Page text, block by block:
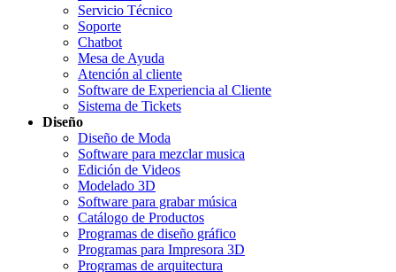
Servicio Técnico
Soporte
Chatbot
Mesa de Ayuda
Atención al cliente
Software de Experiencia al Cliente
Sistema de Tickets
Diseño
Diseño de Moda
Software para mezclar musica
Edición de Videos
Modelado 3D
Software para grabar música
Catálogo de Productos
Programas de diseño gráfico
Programas para Impresora 3D
Programas de arquitectura